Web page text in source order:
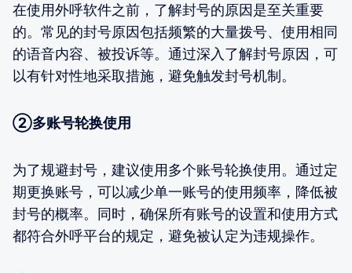
在使用外呼软件之前，了解封号的原因是至关重要
的。常见的封号原因包括频繁的大量拨号、使用相同
的语音内容、被投诉等。通过深入了解封号原因，可
以有针对性地采取措施，避免触发封号机制。
②多账号轮换使用
为了规避封号，建议使用多个账号轮换使用。通过定
期更换账号，可以减少单一账号的使用频率，降低被
封号的概率。同时，确保所有账号的设置和使用方式
都符合外呼平台的规定，避免被认定为违规操作。